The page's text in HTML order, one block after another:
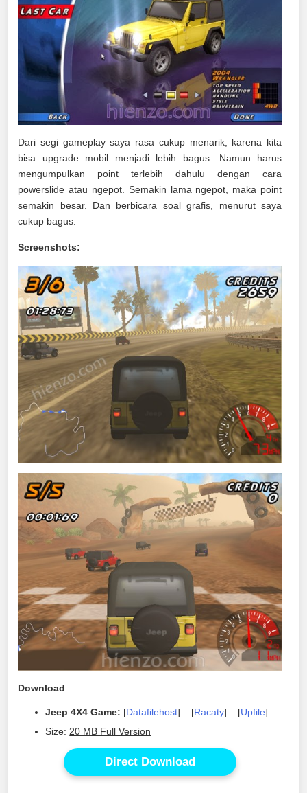
Dari segi gameplay saya rasa cukup menarik, karena kita
bisa upgrade mobil menjadi lebih bagus. Namun harus
mengumpulkan point terlebih dahulu dengan cara
powerslide atau ngepot. Semakin lama ngepot, maka point
semakin besar. Dan berbicara soal grafis, menurut saya
cukup bagus.
Screenshots:
Download
Jeep 4X4 Game: [Datafilehost] – [Racaty] – [Upfile]
Size: 20 MB Full Version
Direct Download